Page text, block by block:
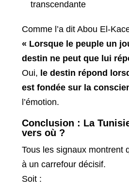
transcendante
Comme l’a dit Abou El-
« Lorsque le peuple un
destin ne peut que lui
Oui, le destin répond
est fondée sur la
l’émotion.
Conclusion : La
vers où ?
Tous les signaux montrent
à un carrefour décisif.
Soit :